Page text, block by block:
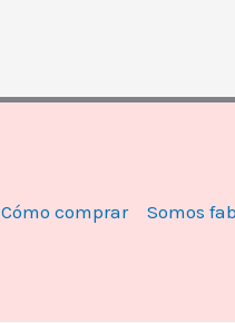
Cómo comprar Somos